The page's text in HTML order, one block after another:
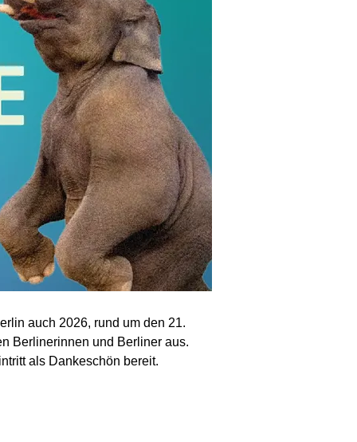
auch 2026, rund um den 21.
Berlinerinnen und Berliner aus.
als Dankeschön bereit.